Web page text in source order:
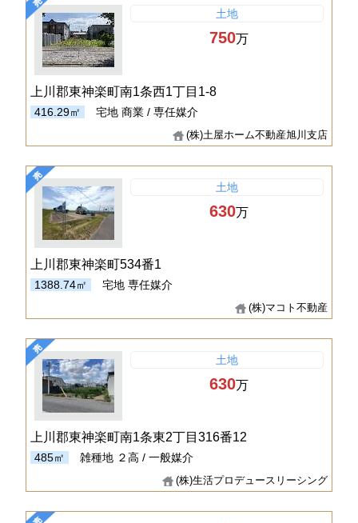
土地
750万
上川郡東神楽町南1条西1丁目1-8
416.29㎡ 宅地 商業 / 専任媒介
(株)土屋ホーム不動産旭川支店
土地
630万
上川郡東神楽町534番1
1388.74㎡ 宅地 専任媒介
(株)マコト不動産
土地
630万
上川郡東神楽町南1条東2丁目316番12
485㎡ 雑種地 ２高 / 一般媒介
(株)生活プロデュースリーシング